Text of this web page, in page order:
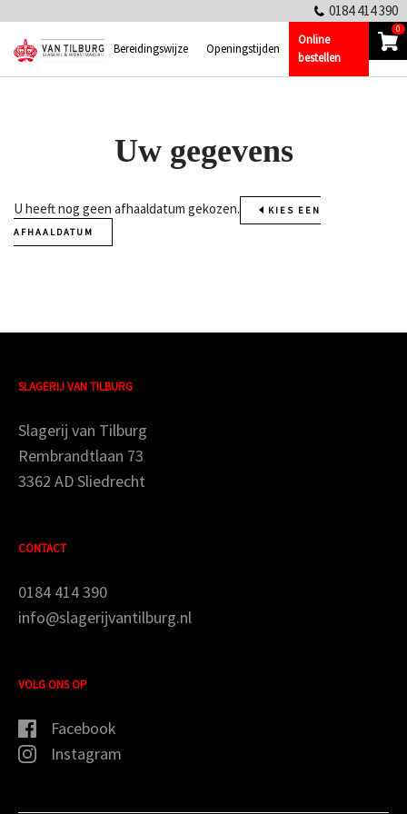
Ga
0184 414 390
Bereidingswijze Openingstijden
Online
bestellen
0
Uw gegevens
U heeft nog geen afhaaldatum gekozen.
KIES EEN
AFHAALDATUM
SLAGERIJ VAN TILBURG
Slagerij van Tilburg
Rembrandtlaan 73
3362 AD Sliedrecht
CONTACT
0184 414 390
info@slagerijvantilburg.nl
VOLG ONS OP
Facebook
Instagram